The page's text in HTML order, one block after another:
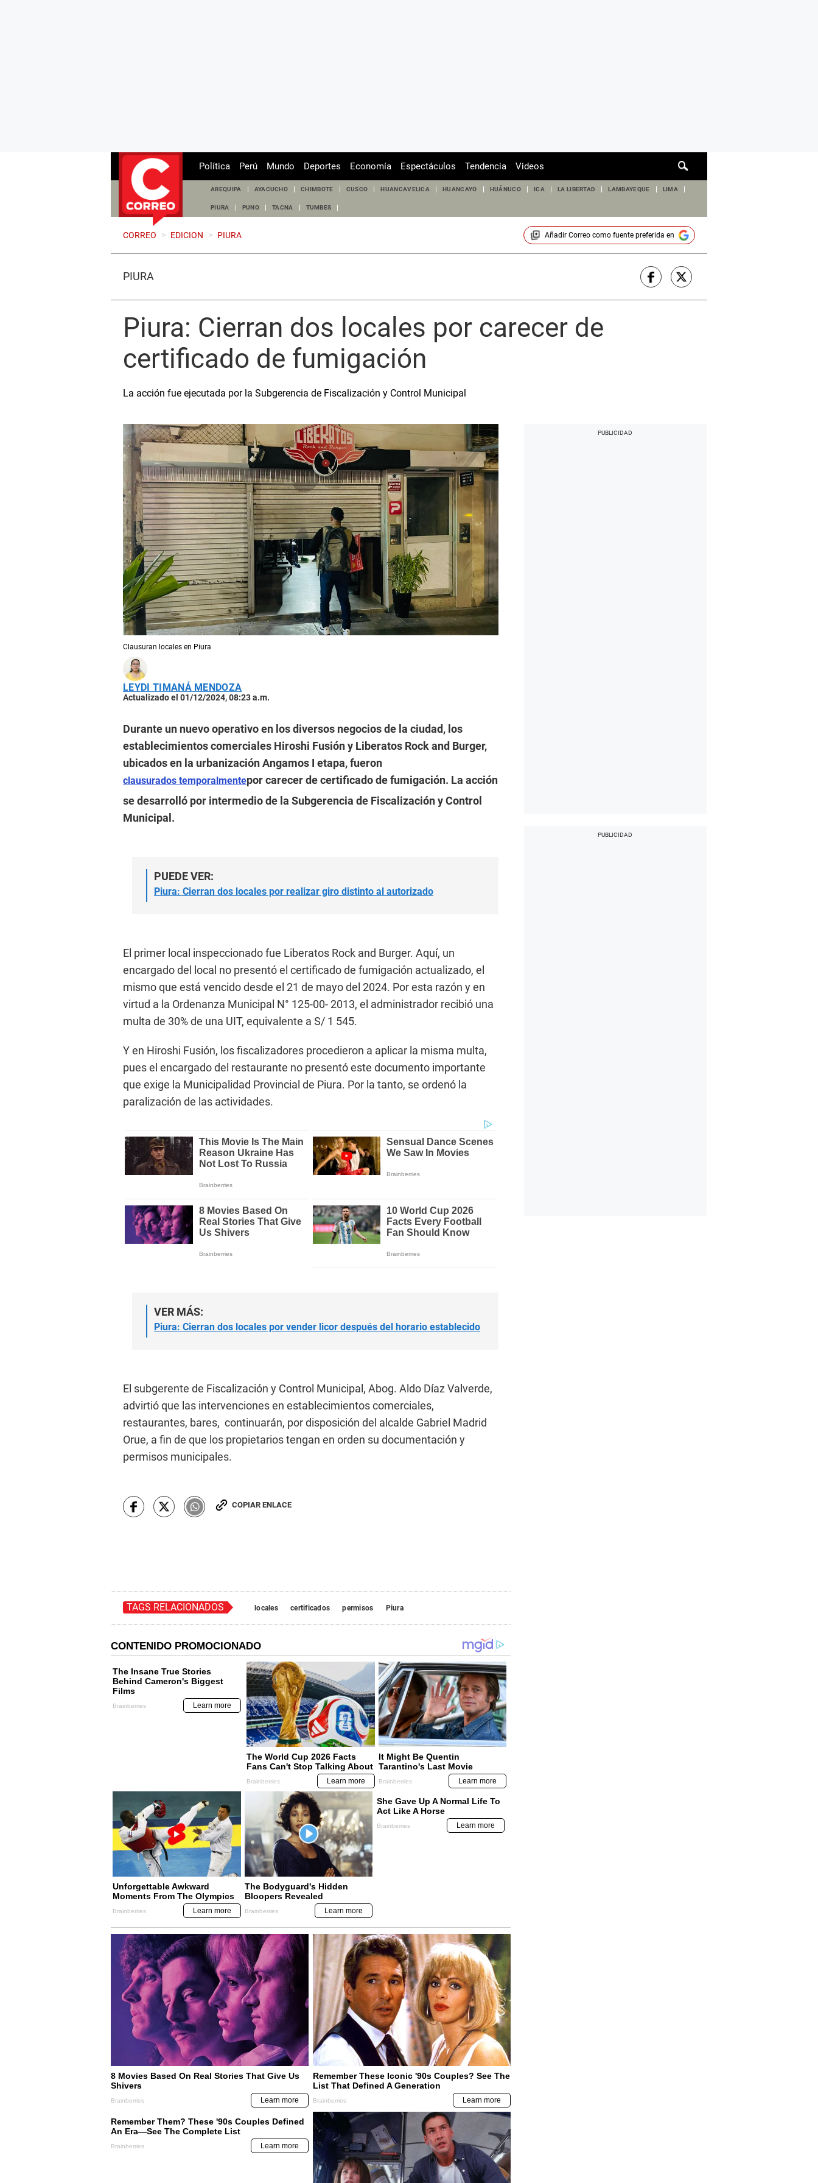
de
Política Perú Mundo Deportes Economía Espectáculos Tendencia Videos
AREQUIPA AYACUCHO CHIMBOTE CUSCO HUANCAVELICA HUANCAYO HUÁNUCO ICA LA LIBERTAD LAMBAYEQUE LIMA
PIURA PUNO TACNA TUMBES
CORREO > EDICION > PIURA Añadir Correocomo fuente preferida en
PIURA
Piura: Cierran dos locales por carecer de
certificado de fumigación
La acción fue ejecutada por la Subgerencia de Fiscalización y Control Municipal
Clausuran locales en Piura
LEYDI TIMANÁ MENDOZA
Actualizado el 01/12/2024, 08:23 a.m.
Durante un nuevo operativo en los diversos negocios de la ciudad, los
establecimientos comerciales Hiroshi Fusión y Liberatos Rock and Burger,
ubicados en la urbanización Angamos I etapa, fueron
clausurados temporalmentepor carecer de certificado de fumigación. La acción
se desarrolló por intermedio de la Subgerencia de Fiscalización y Control
Municipal.
PUEDE VER:
Piura: Cierran dos locales por realizar giro distinto al autorizado
El primer local inspeccionado fue Liberatos Rock and Burger. Aquí, un
encargado del local no presentó el certificado de fumigación actualizado, el
mismo que está vencido desde el 21 de mayo del 2024. Por esta razón y en
virtud a la Ordenanza Municipal N° 125-00- 2013, el administrador recibió una
multa de 30% de una UIT, equivalente a S/ 1 545.
Y en Hiroshi Fusión, los fiscalizadores procedieron a aplicar la misma multa,
pues el encargado del restaurante no presentó este documento importante
que exige la Municipalidad Provincial de Piura. Por la tanto, se ordenó la
paralización de las actividades.
VER MÁS:
Piura: Cierran dos locales por vender licor después del horario establecido
El subgerente de Fiscalización y Control Municipal, Abog. Aldo Díaz Valverde,
advirtió que las intervenciones en establecimientos comerciales,
restaurantes, bares, continuarán, por disposición del alcalde Gabriel Madrid
Orue, a fin de que los propietarios tengan en orden su documentación y
permisos municipales.
COPIAR ENLACE
TAGS RELACIONADOS locales certificados permisos Piura